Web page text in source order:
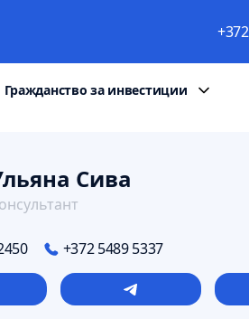
Гражданство за инвестиции
Сива
+372 5489 5337